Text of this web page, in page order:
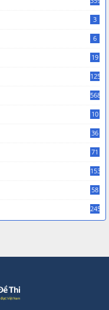
3
6
19
125
568
10
36
71
153
58
245